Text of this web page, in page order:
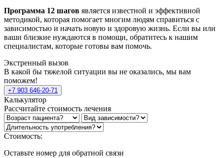
Программа 12 шагов является известной и эффективной
методикой, которая помогает многим людям справиться с
зависимостью и начать новую и здоровую жизнь. Если вы или
ваши близкие нуждаются в помощи, обратитесь к нашим
специалистам, которые готовы вам помочь.
Экстренный вызов
В какой бы тяжелой ситуации вы не оказались, мы вам
поможем!
+7 903 646-20-71
Калькулятор
Рассчитайте стоимость лечения
Стоимость:
Оставьте номер для обратной связи